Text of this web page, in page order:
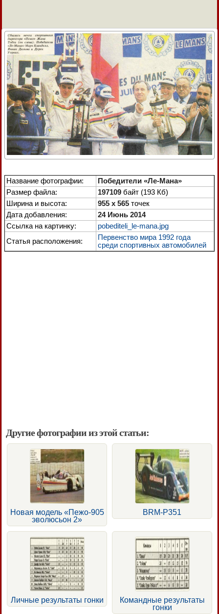
Название фотографии:
Победители «Лe-Мана»
Размер файла:
197109 байт (193 Кб)
Ширина и высота:
955 x 565 точек
Дата добавления:
24 Июнь 2014
Ссылка на картинку:
pobediteli_le-mana.jpg
Статья расположения:
Первенство мира 1992 года
среди спортивных автомобилей
Другие фотографии из этой статьи:
Новая модель «Пежо-905
эволюсьон 2»
BRM-Р351
Личные результаты гонки
Командные результаты
гонки